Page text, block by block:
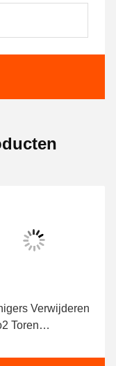
Verwijderen
Toren
bed natte reinigers